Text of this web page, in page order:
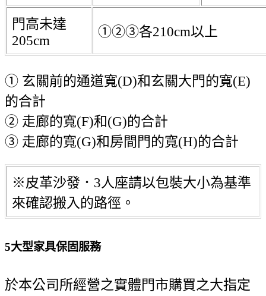
門高未達
205cm
①②③各210cm以上
① 玄關前的通道寬(D)和玄關大門的寬(E)
的合計
② 走廊的寬(F)和(G)的合計
③ 走廊的寬(G)和房間門的寬(H)的合計
※皮革沙發．3人座請以包裝大小為基準
來確認搬入的路徑。
5大型家具保固服務
於本公司所經營之實體門市購買之大指定